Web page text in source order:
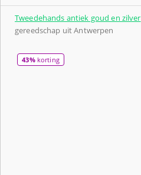
Tweedehands antiek goud en zilver
gereedschap uit Antwerpen
43%korting